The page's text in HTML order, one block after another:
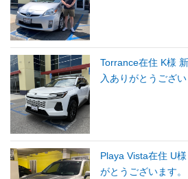
Torrance在住 K様
入ありがとうござい
Playa Vista在住 U
がとうございます。